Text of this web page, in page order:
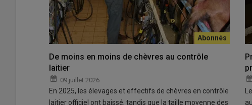
La consommation de fromage au lait cru pourrait augmente la
© D. Hardy
«On va chercher les bienfaits
kéfir en oubliant que les
De moins en moins de chèvres au contrôle
laitier
09 juillet 2026
En 2025, les élevages et effectifs de chèvres en contrôle
laitier officiel ont baissé, tandis que la taille moyenne des